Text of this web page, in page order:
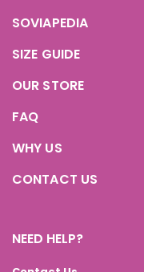
SOVIAPEDIA
SIZE GUIDE
OUR STORE
FAQ
WHY US
CONTACT US
NEED HELP?